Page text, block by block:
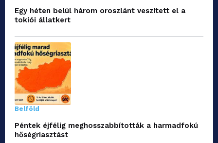
Egy héten belül három oroszlánt veszített el a
tokiói állatkert
Belföld
Péntek éjfélig meghosszabbították a harmadfokú
hőségriasztást